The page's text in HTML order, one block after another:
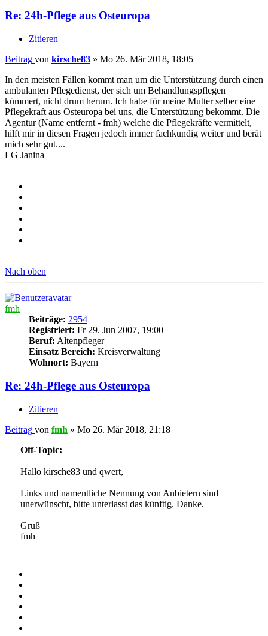
Re: 24h-Pflege aus Osteuropa
Zitieren
Beitrag von kirsche83 » Mo 26. Mär 2018, 18:05
In den meisten Fällen kommt man um die Unterstützung durch einen
ambulanten Pflegedienst, der sich um Behandlungspflegen
kümmert, nicht drum herum. Ich habe für meine Mutter selber eine
Pflegekraft aus Osteuropa bei uns, die Unterstützung bekommt. Die
Agentur (Name entfernt - fmh) welche die Pflegekräfte vermittelt,
hilft mir in diesen Fragen jedoch immer fachkundig weiter und berät
mich sehr gut....
LG Janina
Nach oben
fmh
Beiträge: 2954
Registriert: Fr 29. Jun 2007, 19:00
Beruf: Altenpfleger
Einsatz Bereich: Kreisverwaltung
Wohnort: Bayern
Re: 24h-Pflege aus Osteuropa
Zitieren
Beitrag von fmh » Mo 26. Mär 2018, 21:18
Off-Topic:
Hallo kirsche83 und qwert,
Links und namentliche Nennung von Anbietern sind
unerwünscht, bitte unterlasst das künftig. Danke.
Gruß
fmh